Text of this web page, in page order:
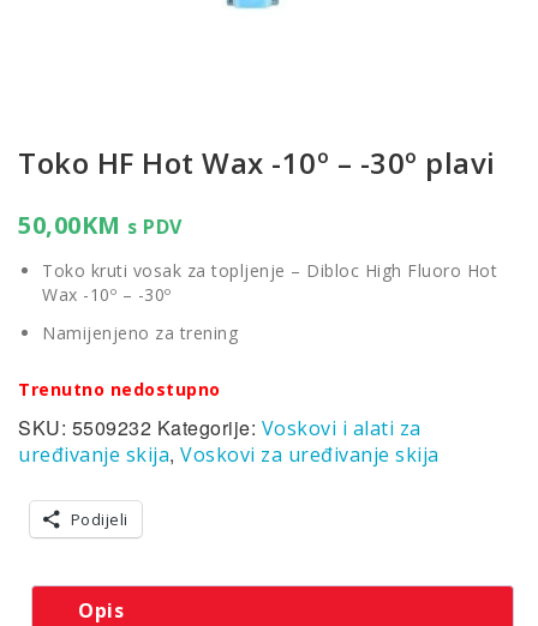
Toko HF Hot Wax -10º – -30º plavi
50,00KM s PDV
Toko kruti vosak za topljenje – Dibloc High Fluoro Hot
Wax -10º – -30º
Namijenjeno za trening
Trenutno nedostupno
SKU: 5509232 Kategorije: Voskovi i alati za
uređivanje skija, Voskovi za uređivanje skija
Podijeli
Opis